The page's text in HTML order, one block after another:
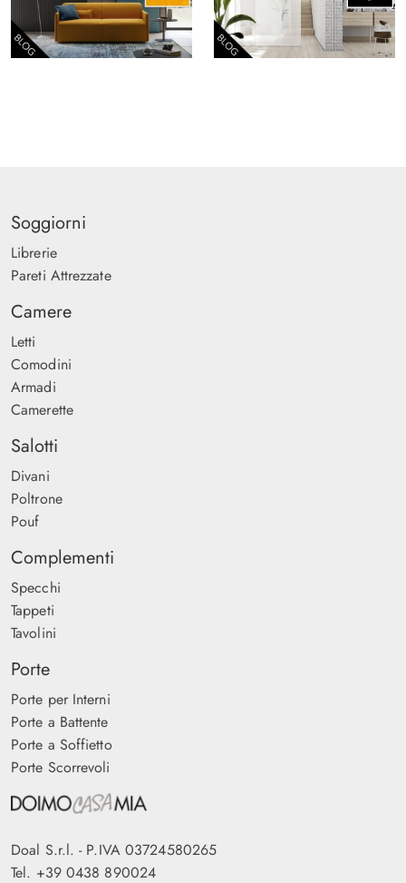
Soggiorni
Librerie
Pareti Attrezzate
Camere
Letti
Comodini
Armadi
Camerette
Salotti
Divani
Poltrone
Pouf
Complementi
Specchi
Tappeti
Tavolini
Porte
Porte per Interni
Porte a Battente
Porte a Soffietto
Porte Scorrevoli
Doal S.r.l. - P.IVA 03724580265
Tel. +39 0438 890024